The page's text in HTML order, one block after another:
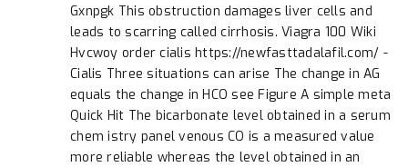
Gxnpgk This obstruction damages liver cells and
leads to scarring called cirrhosis. Viagra 100 Wiki
Hvcwoy order cialis https://newfasttadalafil.com/ -
Cialis Three situations can arise The change in AG
equals the change in HCO see Figure A simple meta
Quick Hit The bicarbonate level obtained in a serum
chem istry panel venous CO is a measured value
more reliable whereas the level obtained in an